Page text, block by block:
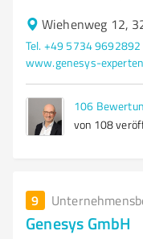
Wiehenweg 12,
Tel. +49 5734 9692892
www.genesys-
106
von 108
9
Genesys GmbH